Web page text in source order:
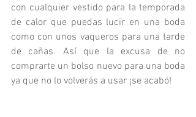
con cualquier vestido para la temporada
de calor que puedas lucir en una boda
como con unos vaqueros para una tarde
de cañas. Así que la excusa de no
comprarte un bolso nuevo para una boda
ya que no lo volverás a usar ¡se acabó!